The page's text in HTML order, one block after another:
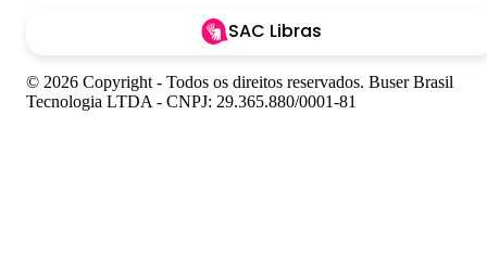
SAC Libras
© 2026 Copyright - Todos os direitos reservados. Buser Brasil
Tecnologia LTDA - CNPJ: 29.365.880/0001-81